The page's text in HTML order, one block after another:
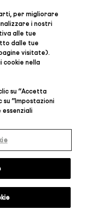
permigliorare
i nostri
alle tue
dalle tue
visitate).
cookie nella
su “Accetta
su “Impostazioni
essenziali